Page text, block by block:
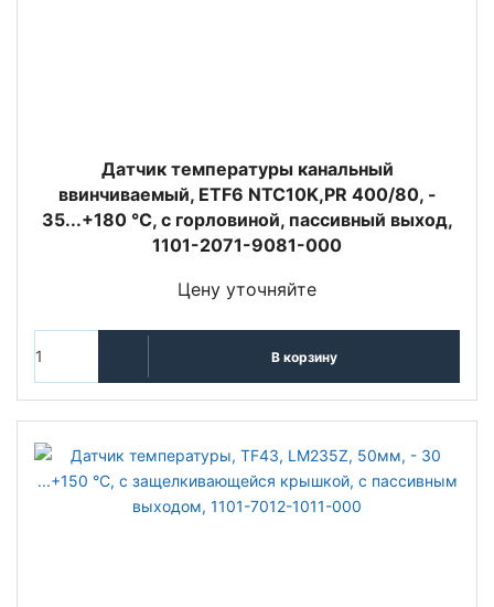
Датчик температуры канальный
ввинчиваемый, ETF6 NTC10K,PR 400/80, -
35...+180 °C, с горловиной, пассивный выход,
1101-2071-9081-000
Цену уточняйте
В корзину